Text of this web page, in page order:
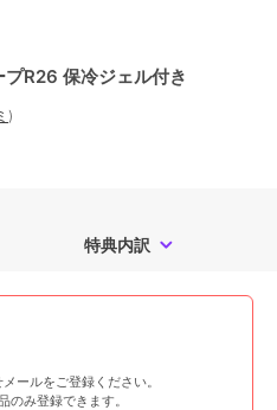
R26 保冷ジェル付き
)
特典内訳
ールをご登録ください。
のみ登録できます。